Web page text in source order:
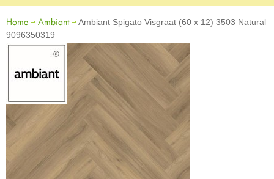
Home Ambiant
Ambiant Spigato Visgraat (60 x 12) 3503 Natural
9096350319